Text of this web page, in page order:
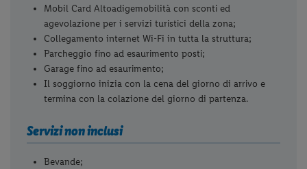
Mobil Card Altoadigemobilità con sconti ed
agevolazione per i servizi turistici della zona;
Collegamento internet Wi-Fi in tutta la struttura;
Parcheggio fino ad esaurimento posti;
Garage fino ad esaurimento;
Il soggiorno inizia con la cena del giorno di arrivo e
termina con la colazione del giorno di partenza.
Servizi non inclusi
Bevande;